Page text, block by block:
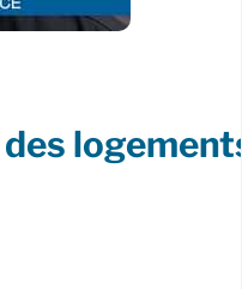
logements